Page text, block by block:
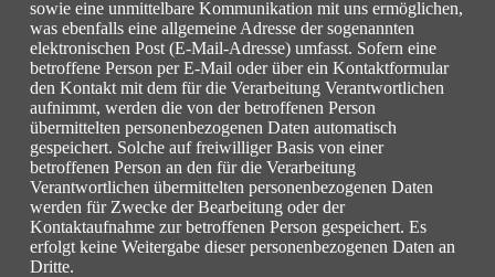
sowie eine unmittelbare Kommunikation mit uns ermöglichen,
was ebenfalls eine allgemeine Adresse der sogenannten
elektronischen Post (E-Mail-Adresse) umfasst. Sofern eine
betroffene Person per E-Mail oder über ein Kontaktformular
den Kontakt mit dem für die Verarbeitung Verantwortlichen
aufnimmt, werden die von der betroffenen Person
übermittelten personenbezogenen Daten automatisch
gespeichert. Solche auf freiwilliger Basis von einer
betroffenen Person an den für die Verarbeitung
Verantwortlichen übermittelten personenbezogenen Daten
werden für Zwecke der Bearbeitung oder der
Kontaktaufnahme zur betroffenen Person gespeichert. Es
erfolgt keine Weitergabe dieser personenbezogenen Daten an
Dritte.